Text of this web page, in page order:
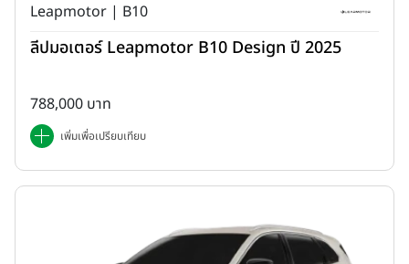
Leapmotor | B10
ลีปมอเตอร์ Leapmotor B10 Design ปี 2025
788,000 บาท
เพิ่มเพื่อเปรียบเทียบ